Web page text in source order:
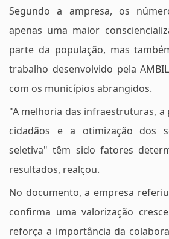
Segundo a ampresa, os
apenas uma maior
parte da população, mas
trabalho desenvolvido pela
com os municípios abrangidos.
"A melhoria das infraestruturas, a
cidadãos e a otimização dos
seletiva" têm sido fatores
resultados, realçou.
No documento, a empresa
confirma uma valorização
reforça a importância da